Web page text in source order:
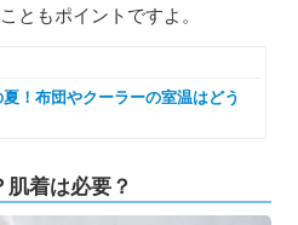
ともポイントですよ。
！布団やクーラーの室温はどう
着は必要？